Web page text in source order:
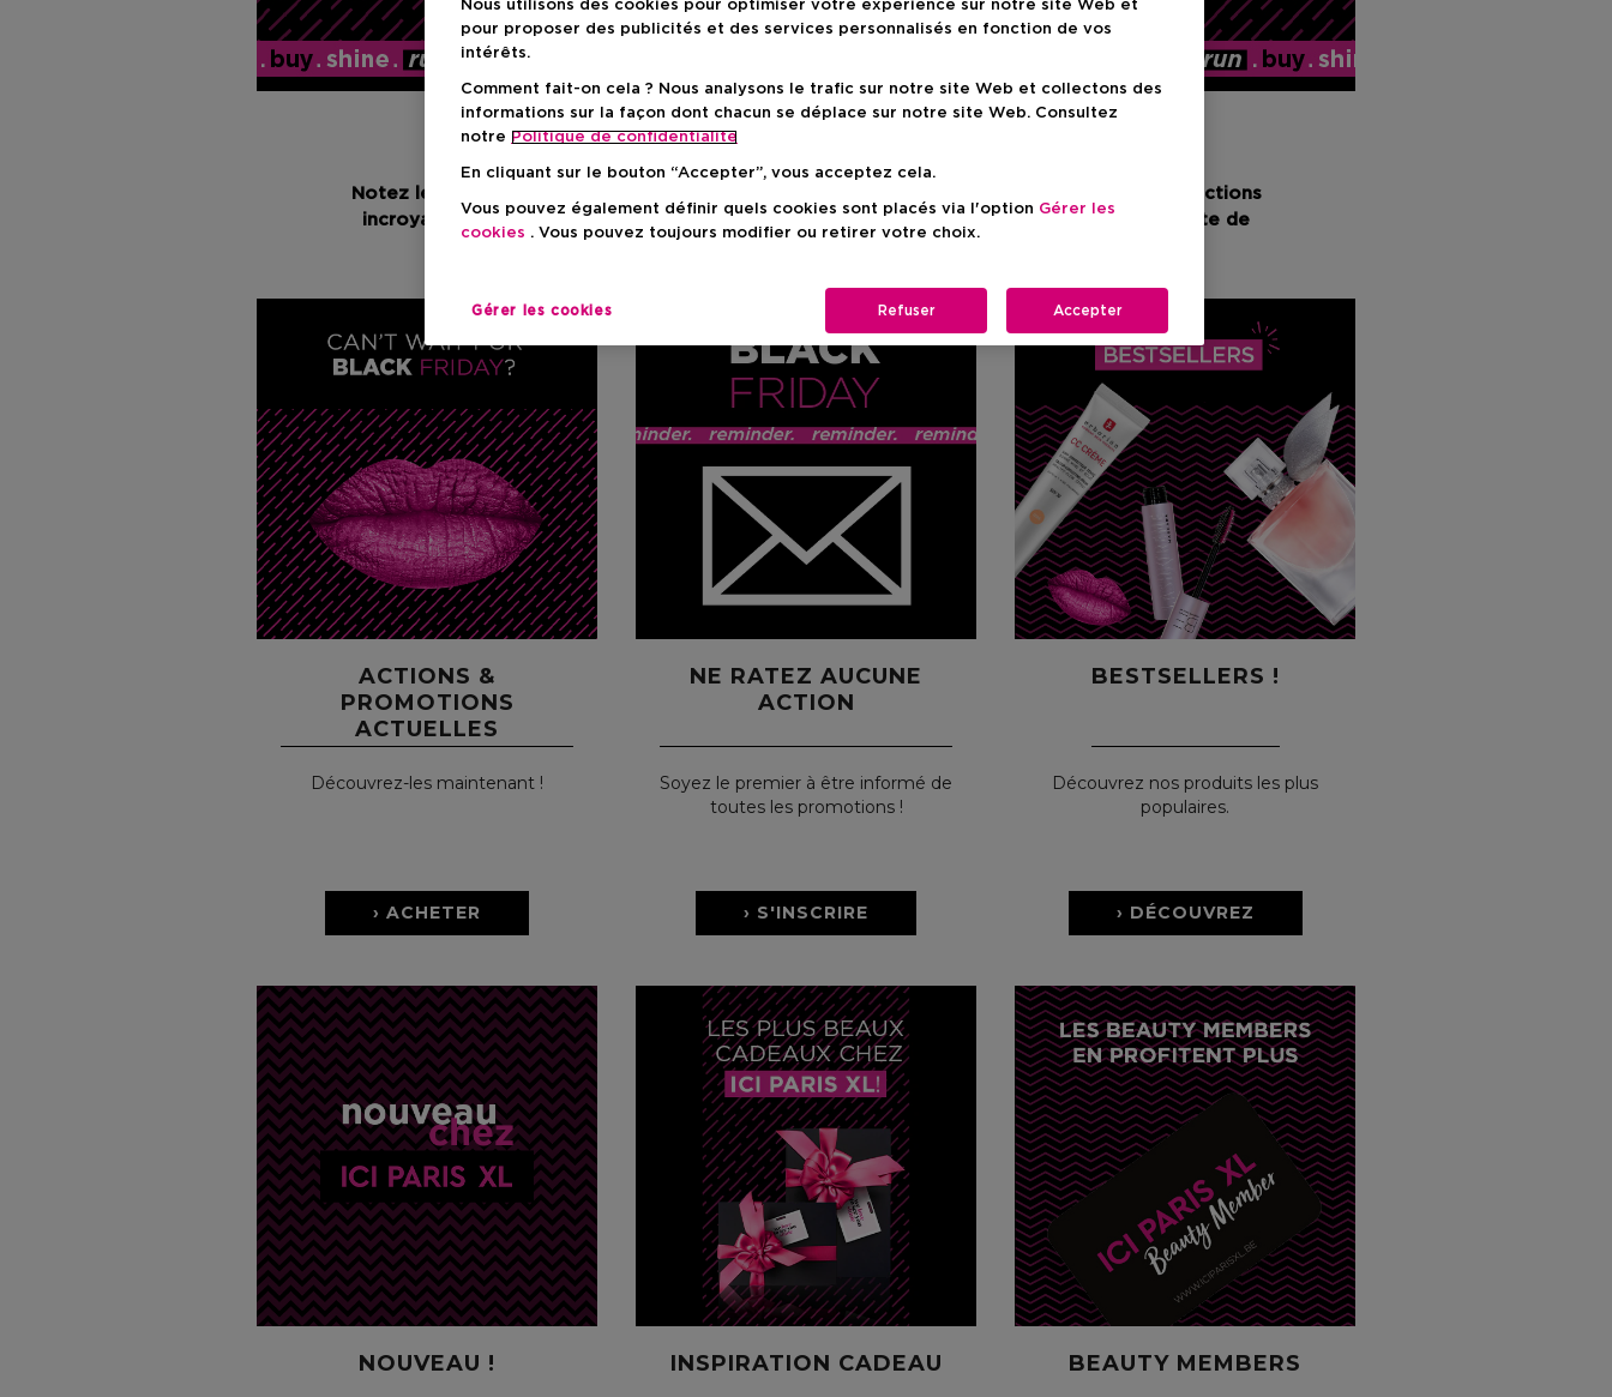
Notez le 17 novembre dans votre agenda ! La semaine du Black Friday arrive avec des réductions
incroyables ! Préparez-vous et mettez tous les indispensables de la beauté dans votre liste de
ACTIONS &
PROMOTIONS
ACTUELLES
Découvrez-les maintenant !
› ACHETER
NE RATEZ AUCUNE
ACTION
Soyez le premier à être informé de
toutes les promotions !
› S'INSCRIRE
BESTSELLERS !
Découvrez nos produits les plus
populaires.
› DÉCOUVREZ
NOUVEAU ! INSPIRATION CADEAU BEAUTY MEMBERS
Nous utilisons des cookies pour optimiser votre expérience sur notre site Web et
pour proposer des publicités et des services personnalisés en fonction de vos
intérêts.
Comment fait-on cela ? Nous analysons le trafic sur notre site Web et collectons des
informations sur la façon dont chacun se déplace sur notre site Web. Consultez
notre Politique de confidentialite
En cliquant sur le bouton “Accepter”, vous acceptez cela.
Vous pouvez également définir quels cookies sont placés via l'option Gérer les
cookies . Vous pouvez toujours modifier ou retirer votre choix.
Gérer les cookies Refuser Accepter